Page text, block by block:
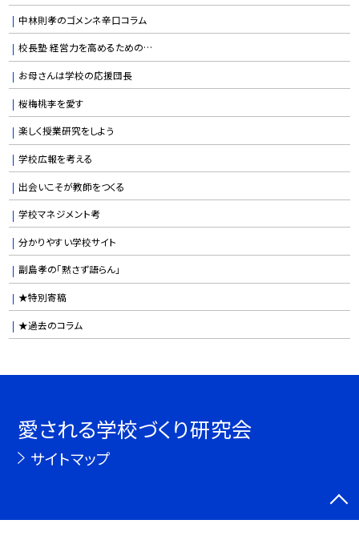
中林則孝のゴメンネ辛口コラム
校長塾 経営力を高めるための…
お母さんは学校の応援団長
桜梅桃李を愛す
楽しく授業研究をしよう
学校広報を考える
出会いこそが教師をつくる
学校マネジメント考
分かりやすい学校サイト
副島孝の「黙さず語らん」
★特別寄稿
★過去のコラム
愛される学校づくり研究会
サイトマップ